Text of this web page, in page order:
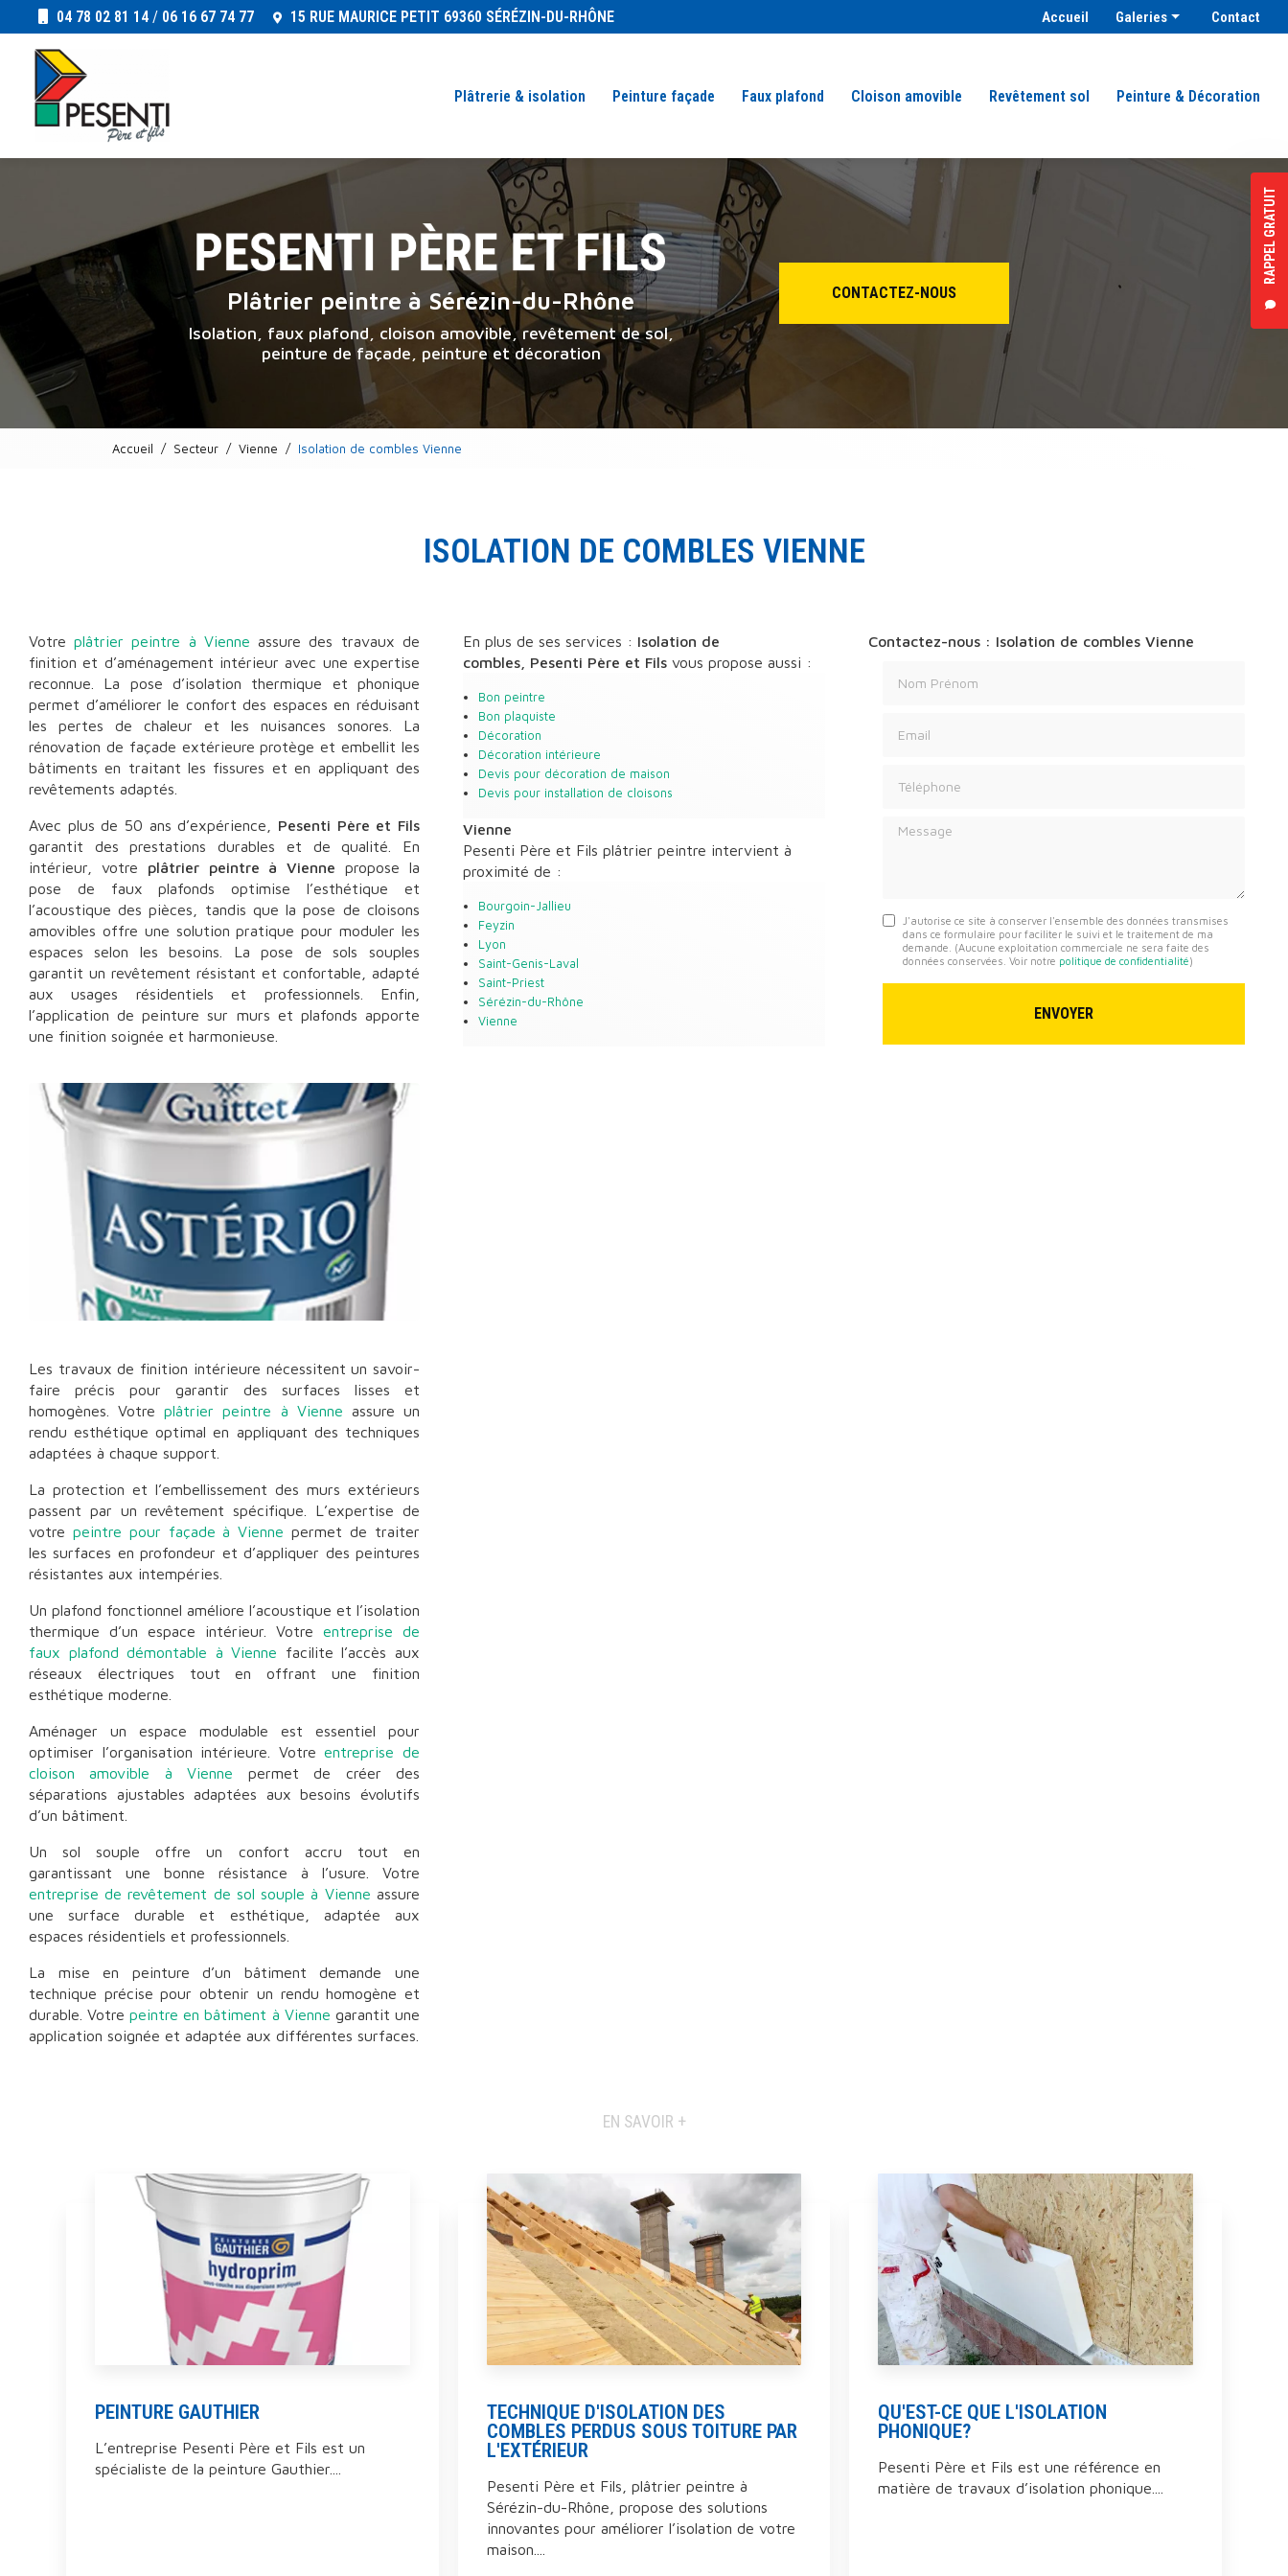
au
contenu
principal
04 78 02 81 14/ 06 16 67 74 77 15 RUE MAURICE PETIT 69360 SÉRÉZIN-DU-RHÔNE
RAPPEL GRATUIT
Accueil
Galeries
Revêtement sol
Contact
Plâtrerie & isolation Peinture façade Faux plafond Cloison amovible Revêtement sol Peinture & Décoration
Plâtrier peintre à Sérézin-du-Rhône
Isolation, faux plafond, cloison amovible, revêtement de sol,
peinture de façade, peinture et décoration
CONTACTEZ-NOUS
Accueil Secteur Vienne Isolation de combles Vienne
ISOLATION DE COMBLES VIENNE
Votre plâtrier peintre à Vienne assure des travaux de
finition et d’aménagement intérieur avec une expertise
reconnue. La pose d’isolation thermique et phonique
permet d’améliorer le confort des espaces en réduisant
les pertes de chaleur et les nuisances sonores. La
rénovation de façade extérieure protège et embellit les
bâtiments en traitant les fissures et en appliquant des
revêtements adaptés.
Avec plus de 50 ans d’expérience, Pesenti Père et Fils
garantit des prestations durables et de qualité. En
intérieur, votre plâtrier peintre à Vienne propose la
pose de faux plafonds optimise l’esthétique et
l’acoustique des pièces, tandis que la pose de cloisons
amovibles offre une solution pratique pour moduler les
espaces selon les besoins. La pose de sols souples
garantit un revêtement résistant et confortable, adapté
aux usages résidentiels et professionnels. Enfin,
l’application de peinture sur murs et plafonds apporte
une finition soignée et harmonieuse.
Les travaux de finition intérieure nécessitent un savoir-
faire précis pour garantir des surfaces lisses et
homogènes. Votreplâtrier peintre à Vienne assure un
rendu esthétique optimal en appliquant des techniques
adaptées à chaque support.
La protection et l’embellissement des murs extérieurs
passent par un revêtement spécifique. L’expertise de
votre peintre pour façade à Vienne permet de traiter
les surfaces en profondeur et d’appliquer des peintures
résistantes aux intempéries.
Un plafond fonctionnel améliore l’acoustique et l’isolation
thermique d’un espace intérieur. Votre entreprise de
faux plafond démontable à Vienne facilite l’accès aux
réseaux électriques tout en offrant une finition
esthétique moderne.
Aménager un espace modulable est essentiel pour
optimiser l’organisation intérieure. Votreentreprise de
cloison amovible à Vienne permet de créer des
séparations ajustables adaptées aux besoins évolutifs
d’un bâtiment.
Un sol souple offre un confort accru tout en
garantissant une bonne résistance à l’usure. Votre
entreprise de revêtement de sol souple à Vienne assure
une surface durable et esthétique, adaptée aux
espaces résidentiels et professionnels.
La mise en peinture d’un bâtiment demande une
technique précise pour obtenir un rendu homogène et
durable. Votrepeintre en bâtiment à Vienne garantit une
application soignée et adaptée aux différentes surfaces.
En plus de ses services : Isolation de
combles, Pesenti Père et Filsvous propose aussi :
Bon peintre
Bon plaquiste
Décoration
Décoration intérieure
Devis pour décoration de maison
Devis pour installation de cloisons
Vienne
Pesenti Père et Fils plâtrier peintre intervient à
proximité de :
Bourgoin-Jallieu
Feyzin
Lyon
Saint-Genis-Laval
Saint-Priest
Sérézin-du-Rhône
Vienne
Contactez-nous : Isolation de combles Vienne
Message
J'autorise ce site à conserver l'ensemble des données transmises
dans ce formulaire pour faciliter le suivi et le traitement de ma
demande. (Aucune exploitation commerciale ne sera faite des
données conservées. Voir notre politique de confidentialité)
EN SAVOIR +
PEINTURE GAUTHIER
L’entreprise Pesenti Père et Fils est un
spécialiste de la peinture Gauthier....
TECHNIQUE D'ISOLATION DES
COMBLES PERDUS SOUS TOITURE PAR
L'EXTÉRIEUR
Pesenti Père et Fils, plâtrier peintre à
Sérézin-du-Rhône, propose des solutions
innovantes pour améliorer l’isolation de votre
maison....
QU'EST-CE QUE L'ISOLATION
PHONIQUE?
Pesenti Père et Fils est une référence en
matière de travaux d’isolation phonique....